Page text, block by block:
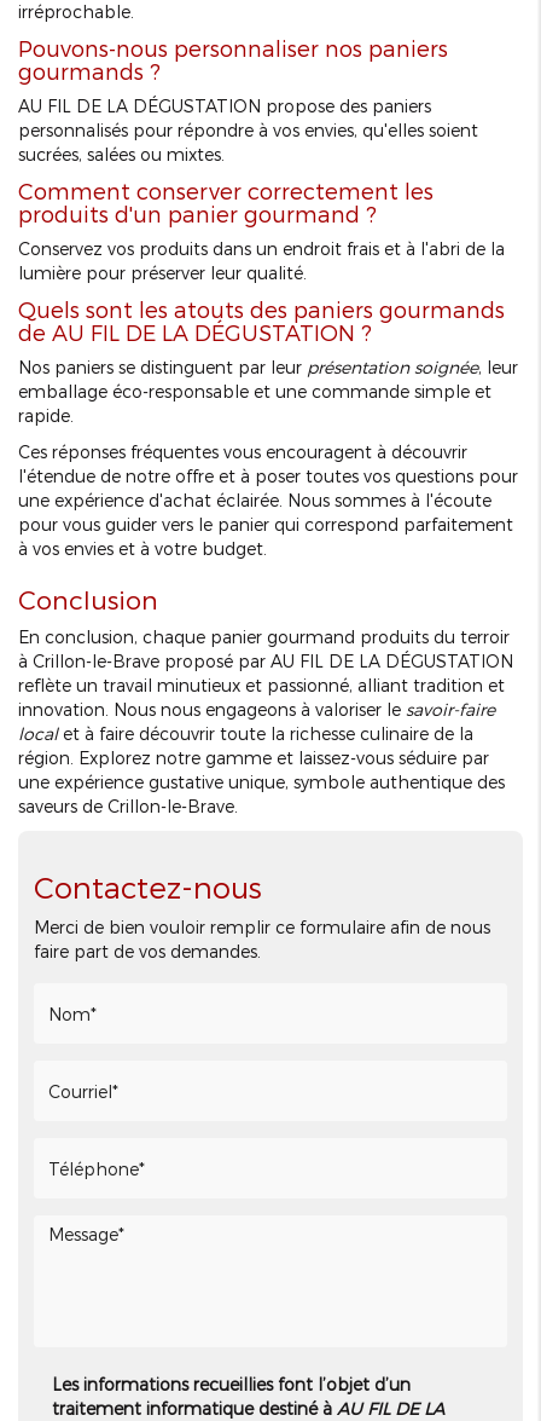
irréprochable.
Pouvons-nous personnaliser nos paniers
gourmands ?
AU FIL DE LA DÉGUSTATION propose des paniers
personnalisés pour répondre à vos envies, qu'elles soient
sucrées, salées ou mixtes.
Comment conserver correctement les
produits d'un panier gourmand ?
Conservez vos produits dans un endroit frais et à l'abri de la
lumière pour préserver leur qualité.
Quels sont les atouts des paniers gourmands
de AU FIL DE LA DÉGUSTATION ?
Nos paniers se distinguent par leur présentation soignée, leur
emballage éco-responsable et une commande simple et
rapide.
Ces réponses fréquentes vous encouragent à découvrir
l'étendue de notre offre et à poser toutes vos questions pour
une expérience d'achat éclairée. Nous sommes à l'écoute
pour vous guider vers le panier qui correspond parfaitement
à vos envies et à votre budget.
Conclusion
En conclusion, chaque panier gourmand produits du terroir
à Crillon-le-Brave proposé par AU FIL DE LA DÉGUSTATION
reflète un travail minutieux et passionné, alliant tradition et
innovation. Nous nous engageons à valoriser le savoir-faire
localet à faire découvrir toute la richesse culinaire de la
région. Explorez notre gamme et laissez-vous séduire par
une expérience gustative unique, symbole authentique des
saveurs de Crillon-le-Brave.
Contactez-nous
Merci de bien vouloir remplir ce formulaire afin de nous
faire part de vos demandes.
Les informations recueillies font l’objet d’un
traitement informatique destiné àAU FIL DE LA